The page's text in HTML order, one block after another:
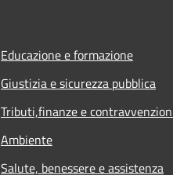
Educazione e formazione
Giustizia e sicurezza pubblica
Tributi,finanze e
Ambiente
Salute, benessere e assistenza